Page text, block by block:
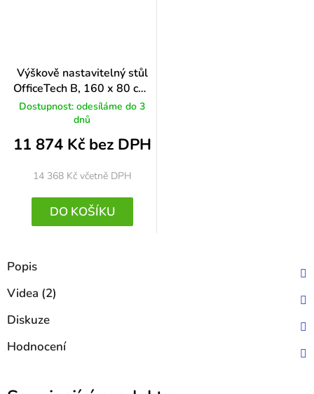
Výškově nastavitelný stůl
OfficeTech B, 160 x 80 cm,
černá podnož, buk
Dostupnost: odesíláme do 3
dnů
11 874 Kč bez DPH
14 368 Kč včetně DPH
DO KOŠÍKU
Popis
Videa (2)
Diskuze
Hodnocení